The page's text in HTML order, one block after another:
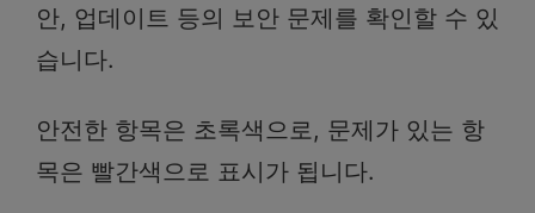
안, 업데이트 등의 보안 문제를 확인할 수 있
습니다.
안전한 항목은 초록색으로, 문제가 있는 항
목은 빨간색으로 표시가 됩니다.